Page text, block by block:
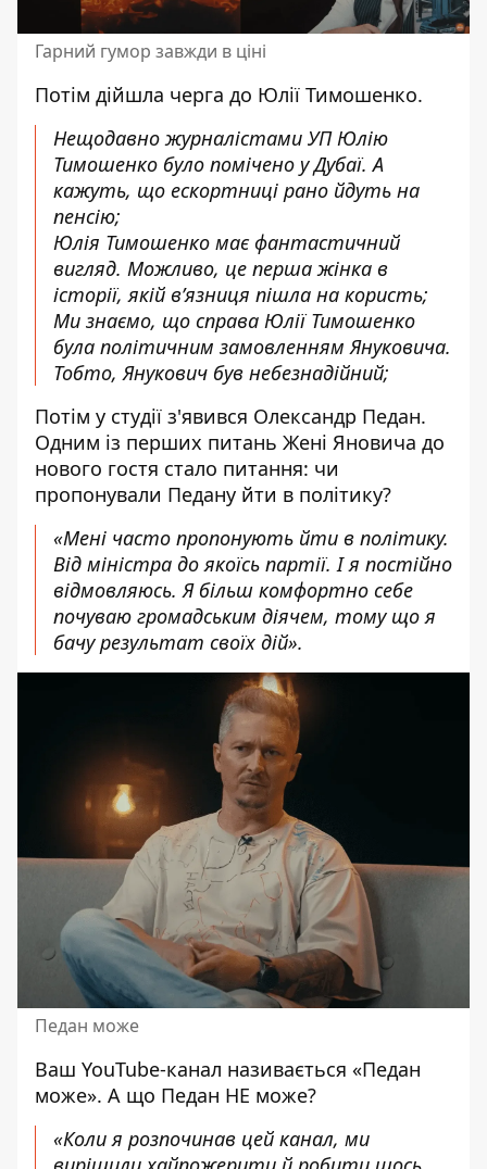
Гарний гумор завжди в ціні
Потім дійшла черга до Юлії Тимошенко.
Нещодавно журналістами УП Юлію
Тимошенко було помічено у Дубаї. А
кажуть, що ескортниці рано йдуть на
пенсію;
Юлія Тимошенко має фантастичний
вигляд. Можливо, це перша жінка в
історії, якій в’язниця пішла на користь;
Ми знаємо, що справа Юлії Тимошенко
була політичним замовленням Януковича.
Тобто, Янукович був небезнадійний;
Потім у студії з'явився Олександр Педан.
Одним із перших питань Жені Яновича до
нового гостя стало питання: чи
пропонували Педану йти в політику?
«Мені часто пропонують йти в політику.
Від міністра до якоїсь партії. І я постійно
відмовляюсь. Я більш комфортно себе
почуваю громадським діячем, тому що я
бачу результат своїх дій».
Педан може
Ваш YouTube-канал називається «Педан
може». А що Педан НЕ може?
«Коли я розпочинав цей канал, ми